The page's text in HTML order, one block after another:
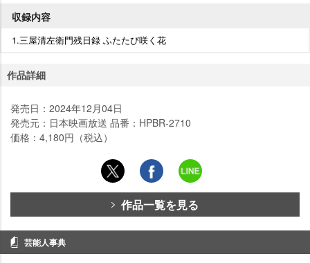
収録内容
1.三屋清左衛門残日録 ふたたび咲く花
作品詳細
発売日：2024年12月04日
発売元：日本映画放送 品番：HPBR-2710
価格：4,180円（税込）
作品一覧を見る
芸能人事典